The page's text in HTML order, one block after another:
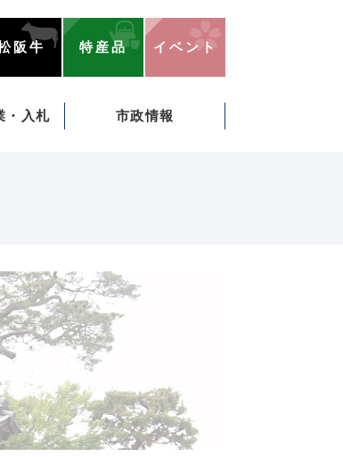
阪牛 特産品 イベント
・入札 市政情報